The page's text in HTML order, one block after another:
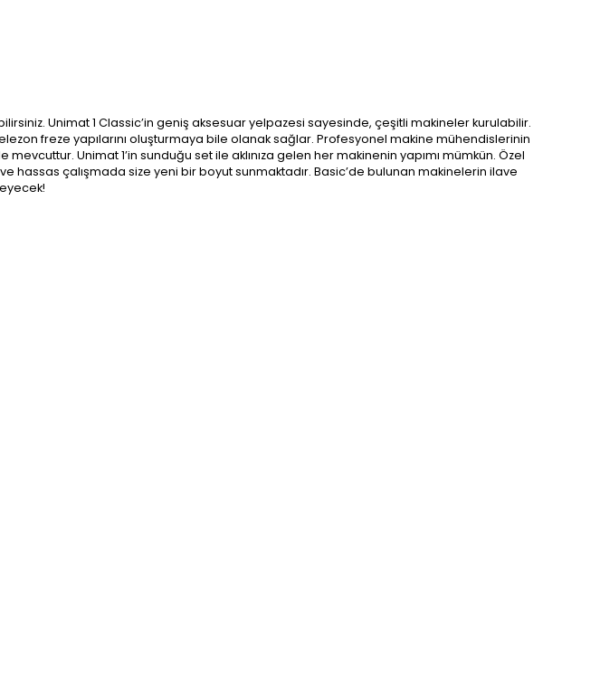
Unimat 1 Classic’in geniş aksesuar yelpazesi sayesinde, çeşitli makineler kurulabilir.
freze yapılarını oluşturmaya bile olanak sağlar. Profesyonel makine mühendislerinin
Unimat 1’in sunduğu set ile aklınıza gelen her makinenin yapımı mümkün. Özel
hassas çalışmada size yeni bir boyut sunmaktadır. Basic’de bulunan makinelerin ilave